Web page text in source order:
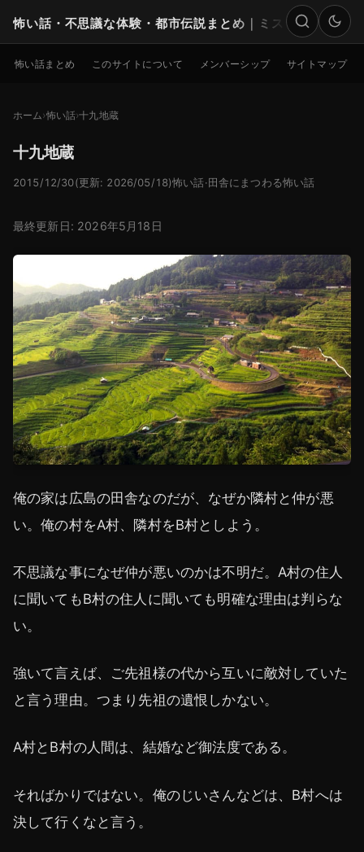
怖い話・不思議な体験・都市伝説まとめ｜ミステリー
検索
怖い話まとめ このサイトについて メンバーシップ サイトマップ
ホーム 怖い話 十九地蔵
十九地蔵
2015/12/30(更新: 2026/05/18)怖い話· 田舎にまつわる怖い話
最終更新日: 2026年5月18日
俺の家は広島の田舎なのだが、なぜか隣村と仲が悪
い。俺の村をA村、隣村をB村としよう。
不思議な事になぜ仲が悪いのかは不明だ。A村の住人
に聞いてもB村の住人に聞いても明確な理由は判らな
い。
強いて言えば、ご先祖様の代から互いに敵対していた
と言う理由。つまり先祖の遺恨しかない。
A村とB村の人間は、結婚など御法度である。
そればかりではない。俺のじいさんなどは、B村へは
決して行くなと言う。